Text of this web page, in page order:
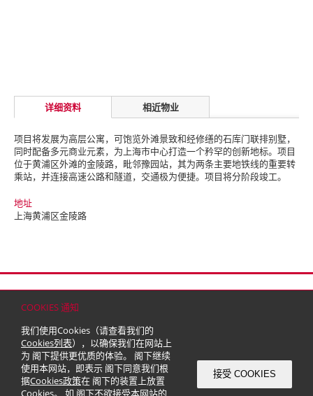
COOKIES 通知
我们使用Cookies（请查看我们的
Cookies列表），以确保我们在网站上
为 阁下提供更优质的体验。 阁下继续
使用本网站，即表示 阁下同意我们根
据Cookies政策在 阁下的装置上放置
Cookies。 如 阁下不欲接受本网站的
接受 COOKIES
详细资料 相近物业
项目将发展为高层公寓，可饱览外滩景致和经修缮的石库门联排别墅，
同时配备多元商业元素，为上海市中心打造一个矜罕的创新地标。 项目
位于黄浦区外滩的金陵路，毗邻豫园站，其为两条主要地铁线的重要转
乘站，并连接高速公路和隧道，交通极为便捷。项目将分阶段竣工。
地址
上海黄浦区金陵路
© 2026 嘉里建设有限公司 (于百慕达注册成立之有限公司)